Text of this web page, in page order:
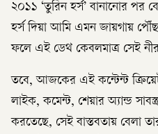
২০১১ ‘তুরিন হর্স’ বানানোর পর
হর্স দিয়া আমি এমন জায়গায়
ফলে এই ডেথ কেবলমাত্র সেই
তবে, আজকের এই কন্টেন্ট
লাইক, কমেন্ট, শেয়ার অ্যান্ড
করতেছে, সেই বাস্তবতায় বেলা